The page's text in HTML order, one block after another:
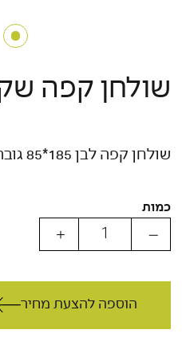
שולחן קפה שקד 185*85
שולחן קפה לבן 185*85 גובה 75
כמות
הוספה להצעת מחיר